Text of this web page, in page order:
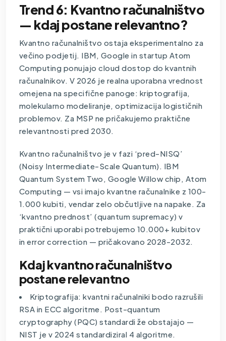
Trend 6: Kvantno računalništvo
— kdaj postane relevantno?
Kvantno računalništvo ostaja eksperimentalno za
večino podjetij. IBM, Google in startup Atom
Computing ponujajo cloud dostop do kvantnih
računalnikov. V 2026 je realna uporabna vrednost
omejena na specifične panoge: kriptografija,
molekularno modeliranje, optimizacija logističnih
problemov. Za MSP ne pričakujemo praktične
relevantnosti pred 2030.
Kvantno računalništvo je v fazi ‘pred-NISQ’
(Noisy Intermediate-Scale Quantum). IBM
Quantum System Two, Google Willow chip, Atom
Computing — vsi imajo kvantne računalnike z 100-
1.000 kubiti, vendar zelo občutljive na napake. Za
‘kvantno prednost’ (quantum supremacy) v
praktični uporabi potrebujemo 10.000+ kubitov
in error correction — pričakovano 2028-2032.
Kdaj kvantno računalništvo
postane relevantno
Kriptografija: kvantni računalniki bodo razrušili
RSA in ECC algoritme. Post-quantum
cryptography (PQC) standardi že obstajajo —
NIST je v 2024 standardiziral 4 algoritme.